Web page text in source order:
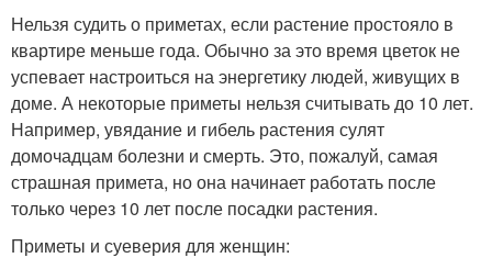
Нельзя судить о приметах, если растение простояло в
квартире меньше года. Обычно за это время цветок не
успевает настроиться на энергетику людей, живущих в
доме. А некоторые приметы нельзя считывать до 10 лет.
Например, увядание и гибель растения сулят
домочадцам болезни и смерть. Это, пожалуй, самая
страшная примета, но она начинает работать после
только через 10 лет после посадки растения.
Приметы и суеверия для женщин: